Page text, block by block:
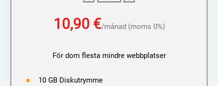
10,90 €/månad (moms 0%)
För dom flesta mindre webbplatser
10 GB Diskutrymme